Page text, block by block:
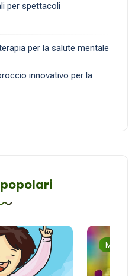
per spettacoli
per la salute mentale
innovativo per la
Musica